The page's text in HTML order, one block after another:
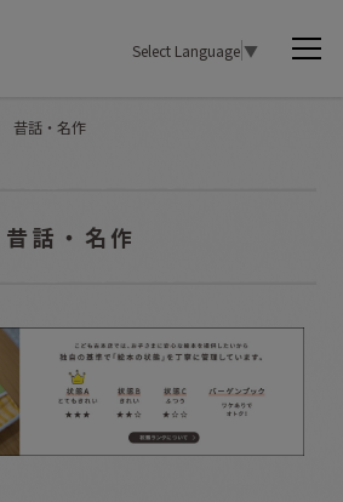
Select Language▼
昔話・名作
昔話・名作